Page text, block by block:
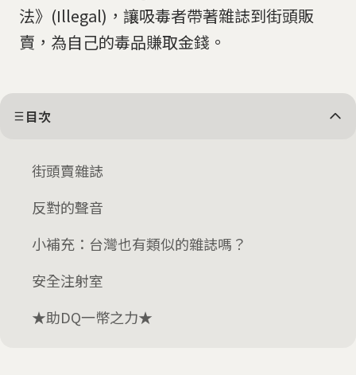
法》(Illegal)，讓吸毒者帶著雜誌到街頭販
賣，為自己的毒品賺取金錢。
目次
街頭賣雜誌
反對的聲音
小補充：台灣也有類似的雜誌嗎？
安全注射室
★助DQ一幣之力★